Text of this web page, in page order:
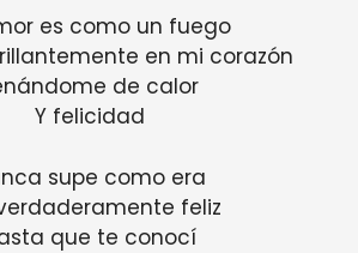
es como un fuego
en mi corazón
de calor
Y felicidad
supe como era
feliz
que te conocí